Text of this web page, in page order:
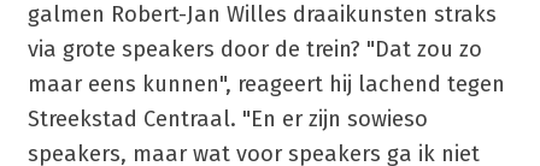
galmen Robert-Jan Willes draaikunsten straks
via grote speakers door de trein? "Dat zou zo
maar eens kunnen", reageert hij lachend tegen
Streekstad Centraal. "En er zijn sowieso
speakers, maar wat voor speakers ga ik niet